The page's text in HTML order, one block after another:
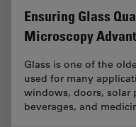
Ensuring Glass
Microscopy
Glass is one of the
used for many
windows, doors, solar
beverages, and